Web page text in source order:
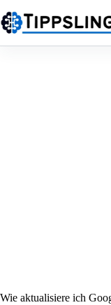
Inhalt
springen
Wie aktualisiere ich